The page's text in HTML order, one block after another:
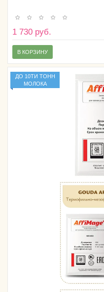
1 730 руб.
В КОРЗИНУ
ДО 10ТИ ТОНН
МОЛОКА